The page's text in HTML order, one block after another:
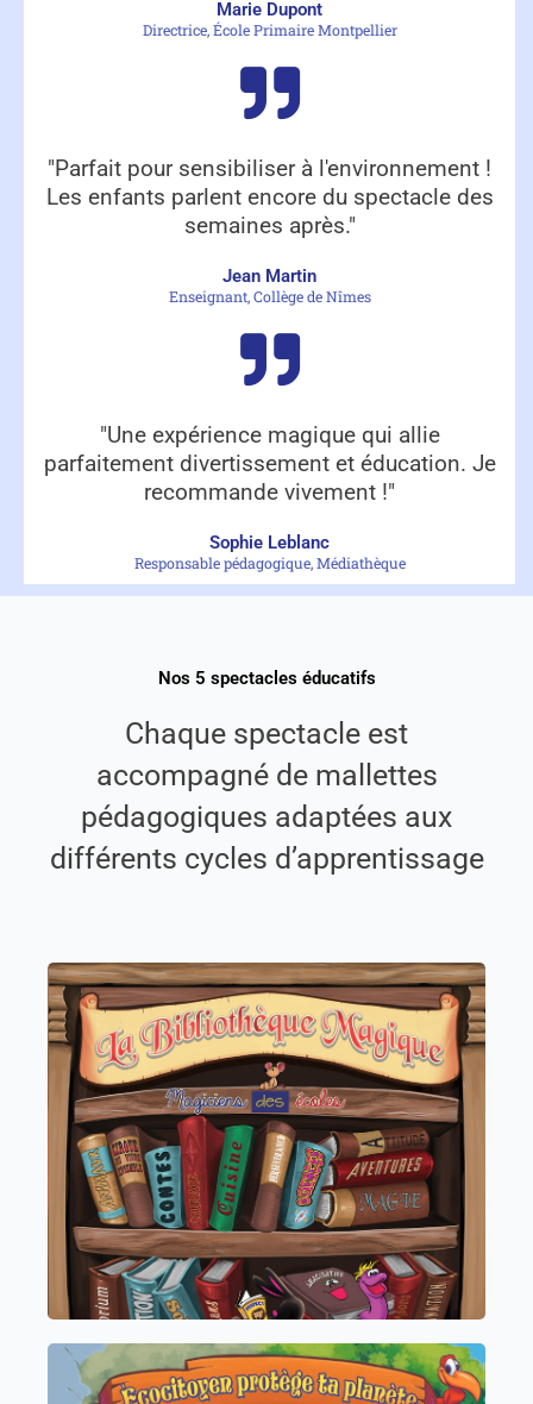
Marie Dupont
Directrice, École Primaire Montpellier
"Parfait pour sensibiliser à l'environnement !
Les enfants parlent encore du spectacle des
semaines après."
Jean Martin
Enseignant, Collège de Nîmes
"Une expérience magique qui allie
parfaitement divertissement et éducation. Je
recommande vivement !"
Sophie Leblanc
Responsable pédagogique, Médiathèque
Nos 5 spectacles éducatifs
Chaque spectacle est
accompagné de mallettes
pédagogiques adaptées aux
différents cycles d’apprentissage
La bibliothèque Magique
Lecture, compréhension, imagination et
confiance en soi
Cycle 1, 2, 3 et 4